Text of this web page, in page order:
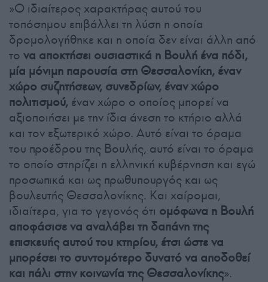
»Ο ιδιαίτερος χαρακτήρας αυτού του
τοπόσημου επιβάλλει τη λύση η οποία
δρομολογήθηκε και η οποία δεν είναι άλλη από
το να αποκτήσει ουσιαστικά η Βουλή ένα πόδι,
μία μόνιμη παρουσία στη Θεσσαλονίκη, έναν
χώρο συζητήσεων, συνεδρίων, έναν χώρο
πολιτισμού, έναν χώρο ο οποίος μπορεί να
αξιοποιήσει με την ίδια άνεση το κτήριο αλλά
και τον εξωτερικό χώρο. Αυτό είναι το όραμα
του προέδρου της Βουλής, αυτό είναι το όραμα
το οποίο στηρίζει η ελληνική κυβέρνηση και εγώ
προσωπικά και ως πρωθυπουργός και ως
βουλευτής Θεσσαλονίκης. Και χαίρομαι,
ιδιαίτερα, για το γεγονός ότι ομόφωνα η Βουλή
αποφάσισε να αναλάβει τη δαπάνη της
επισκευής αυτού του κτηρίου, έτσι ώστε να
μπορέσει το συντομότερο δυνατό να αποδοθεί
και πάλι στην κοινωνία της Θεσσαλονίκης».